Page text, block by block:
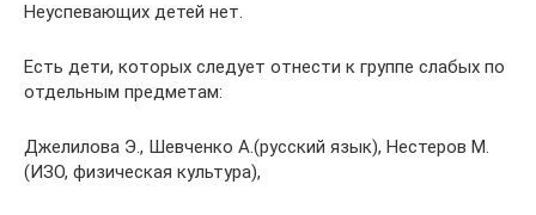
Неуспевающих детей нет.
Есть дети, которых следует отнести к группе слабых по
отдельным предметам:
Джелилова Э., Шевченко А.(русский язык), Нестеров М.
(ИЗО, физическая культура),